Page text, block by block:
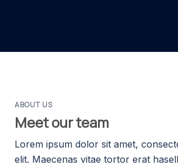
ABOUT US
Meet our team
Lorem ipsum dolor sit amet,
elit. Maecenas vitae tortor erat